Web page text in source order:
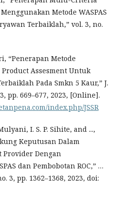
Metode WASPAS
Terbaiklah,” vol. 3, no.
“Penerapan Metode
Assesment Untuk
Pada Smkn 5 Kaur,” J.
pp. 669–677, 2023, [Online].
index.php/JSSR
I. S. P. Sihite, and ...,
Keputusan Dalam
Provider Dengan
dan Pembobotan ROC,” …
3, pp. 1362–1368, 2023, doi: